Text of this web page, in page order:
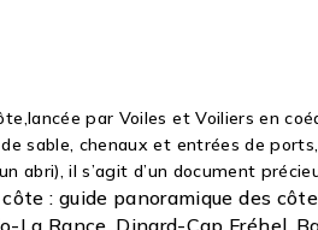
par Voiles et Voiliers en
sable, chenaux et entrées de
abri), il s’agit d’un document
: guide panoramique des
La Rance, Dinard-Cap Fréhel,